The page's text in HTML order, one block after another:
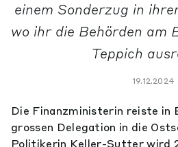
einem Sonderzug in
wo ihr die Behörden am
Teppich
19.12.2024
Die Finanzministerin reiste in
grossen Delegation in die
Politikerin Keller-Sutter wird